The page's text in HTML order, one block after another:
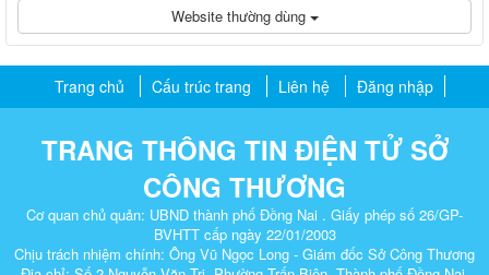
Website thường dùng
Trang chủ Cấu trúc trang Liên hệ Đăng nhập
TRANG THÔNG TIN ĐIỆN TỬ SỞ
CÔNG THƯƠNG
Cơ quan chủ quản: UBND thành phố Đồng Nai . Giấy phép số 26/GP-
BVHTT cấp ngày 22/01/2003
Chịu trách nhiệm chính: Ông Vũ Ngọc Long - Giám đốc Sở Công Thương